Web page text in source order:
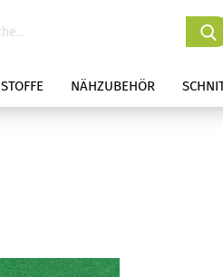
STOFFE NÄHZUBEHÖR